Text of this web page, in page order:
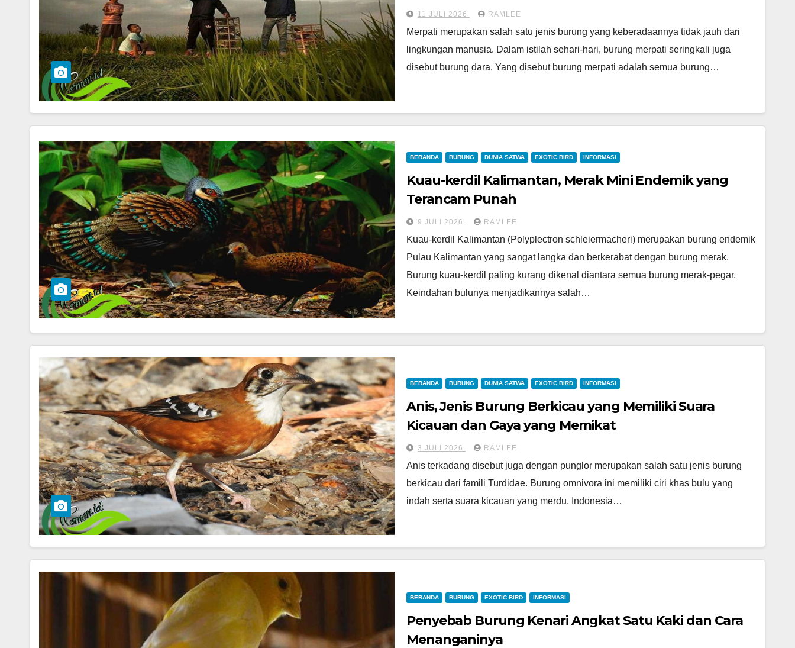
11 JULI 2026 RAMLEE
Merpati merupakan salah satu jenis burung yang keberadaannya tidak jauh dari
lingkungan manusia. Dalam istilah sehari-hari, burung merpati seringkali juga
disebut burung dara. Yang disebut burung merpati adalah semua burung…
BERANDA BURUNG DUNIA SATWA EXOTIC BIRD INFORMASI
Kuau-kerdil Kalimantan, Merak Mini Endemik yang
Terancam Punah
9 JULI 2026 RAMLEE
Kuau-kerdil Kalimantan (Polyplectron schleiermacheri) merupakan burung endemik
Pulau Kalimantan yang sangat langka dan berkerabat dengan burung merak.
Burung kuau-kerdil paling kurang dikenal diantara semua burung merak-pegar.
Keindahan bulunya menjadikannya salah…
BERANDA BURUNG DUNIA SATWA EXOTIC BIRD INFORMASI
Anis, Jenis Burung Berkicau yang Memiliki Suara
Kicauan dan Gaya yang Memikat
3 JULI 2026 RAMLEE
Anis terkadang disebut juga dengan punglor merupakan salah satu jenis burung
berkicau dari famili Turdidae. Burung omnivora ini memiliki ciri khas bulu yang
indah serta suara kicauan yang merdu. Indonesia…
BERANDA BURUNG EXOTIC BIRD INFORMASI
Penyebab Burung Kenari Angkat Satu Kaki dan Cara
Menanganinya